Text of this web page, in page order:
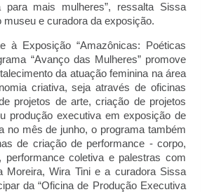
para mais mulheres”, ressalta Sissa
museu e curadora da exposição.
à Exposição “Amazônicas: Poéticas
“Avanço das Mulheres” promove
da atuação feminina na área
criativa, seja através de oficinas
projetos de arte, criação de projetos
produção executiva em exposição de
no mês de junho, o programa também
de criação de performance - corpo,
performance coletiva e palestras com
Moreira, Wira Tini e a curadora Sissa
da “Oficina de Produção Executiva